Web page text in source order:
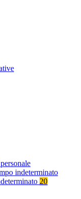
indeterminato
20